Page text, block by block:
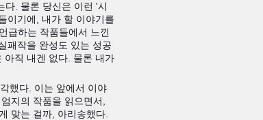
다. 물론 당신은 이런 '시
이기에, 내가 할 이야기를
급하는 작품들에서 느낀
패작을 완성도 있는 성공
아직 내겐 없다. 물론 내가
했다. 이는 앞에서 이야
지의 작품을 읽으면서,
맞는 걸까, 아리송했다.